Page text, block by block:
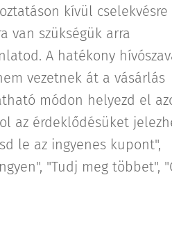
kívül cselekvésre
van szükségük arra
A hatékony
vezetnek át a vásárlás
módon helyezd el
az érdeklődésüket
le az ingyenes kupont",
"Tudj meg többet",